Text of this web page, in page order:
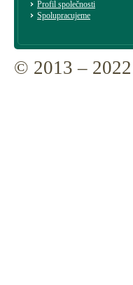
Profil společnosti
Spolupracujeme
© 2013 – 2022